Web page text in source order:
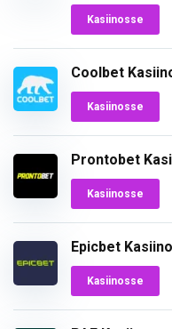
Kasiinosse
Coolbet
Kasiinosse
Prontobet
Kasiinosse
Epicbet
Kasiinosse